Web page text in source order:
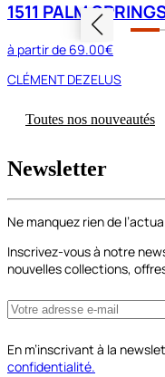
1511 PALM
à partir de 69.00€
CLÉMENT DEZELUS
Toutes nos nouveautés
Newsletter
Ne manquez rien de
Inscrivez-vous à notre
nouvelles collections,
En m’inscrivant à la
confidentialité.